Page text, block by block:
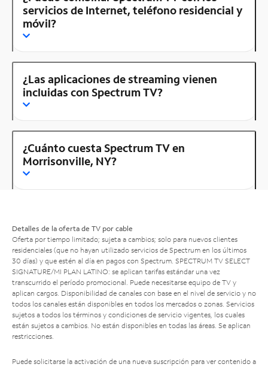
servicios de Internet, teléfono residencial y
móvil?
¿Las aplicaciones de streaming vienen
incluidas con Spectrum TV?
¿Cuánto cuesta Spectrum TV en
Morrisonville, NY?
Detalles de la oferta de TV por cable
Oferta por tiempo limitado; sujeta a cambios; solo para nuevos clientes
residenciales (que no hayan utilizado servicios de Spectrum en los últimos
30 días) y que estén al día en pagos con Spectrum. SPECTRUM TV SELECT
SIGNATURE/MI PLAN LATINO: se aplican tarifas estándar una vez
transcurrido el período promocional. Puede necesitarse equipo de TV y
aplican cargos. Disponibilidad de canales con base en el nivel de servicio y no
todos los canales están disponibles en todos los mercados o zonas. Servicios
sujetos a todos los términos y condiciones de servicio vigentes, los cuales
están sujetos a cambios. No están disponibles en todas las áreas. Se aplican
restricciones.
Puede solicitarse la activación de una nueva suscripción para ver contenido a